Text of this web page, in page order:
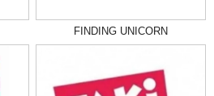
FINDING UNICORN